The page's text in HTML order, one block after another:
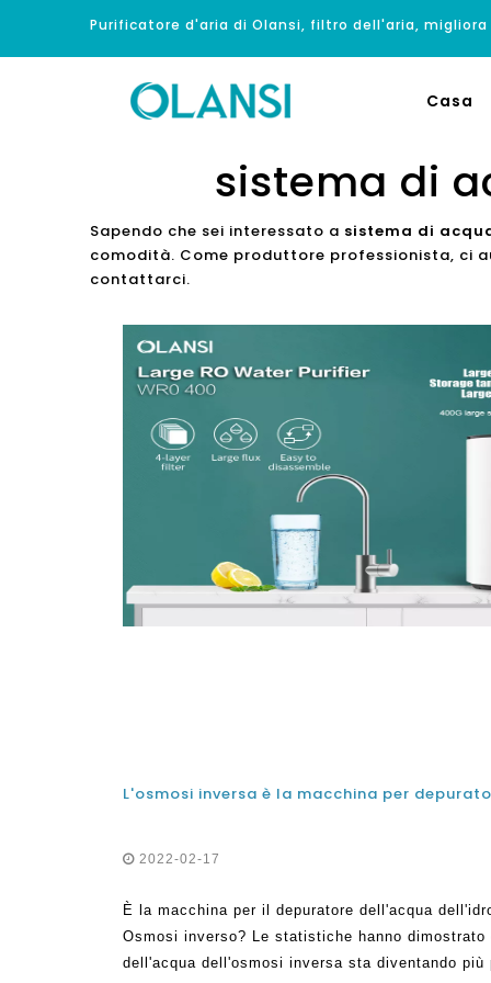
Purificatore d'aria di Olansi, filtro dell'aria,
Casa
sistema di
Sapendo che sei interessato a sistema di
comodità. Come produttore professionista, ci
contattarci.
2022-02-17
È la macchina per il depuratore dell'acqua
Osmosi inverso? Le statistiche hanno
dell'acqua dell'osmosi inversa sta diventando